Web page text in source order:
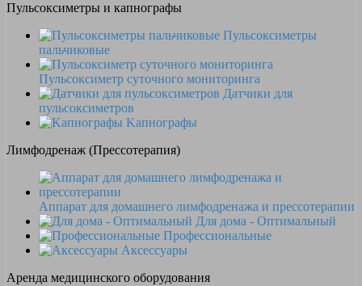
Пульсоксиметры и капнографы
Пульсоксиметры
пальчиковые
Пульсоксиметр суточного мониторинга
Датчики для
пульсоксиметров
Kапнографы
Лимфодренаж (Прессотерапия)
Аппарат для домашнего лимфодренажа и прессотерапии
Для дома - Оптимальный
Профессиональные
Аксессуары
Аренда медицинского оборудования